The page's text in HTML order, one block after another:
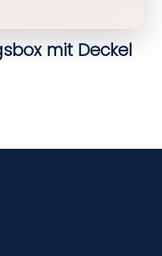
mit Deckel